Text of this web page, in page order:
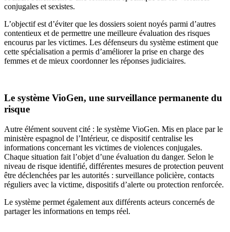
conjugales et sexistes.
L’objectif est d’éviter que les dossiers soient noyés parmi d’autres
contentieux et de permettre une meilleure évaluation des risques
encourus par les victimes. Les défenseurs du système estiment que
cette spécialisation a permis d’améliorer la prise en charge des
femmes et de mieux coordonner les réponses judiciaires.
Le système VioGen, une surveillance permanente du
risque
Autre élément souvent cité : le système VioGen. Mis en place par le
ministère espagnol de l’Intérieur, ce dispositif centralise les
informations concernant les victimes de violences conjugales.
Chaque situation fait l’objet d’une évaluation du danger. Selon le
niveau de risque identifié, différentes mesures de protection peuvent
être déclenchées par les autorités : surveillance policière, contacts
réguliers avec la victime, dispositifs d’alerte ou protection renforcée.
Le système permet également aux différents acteurs concernés de
partager les informations en temps réel.